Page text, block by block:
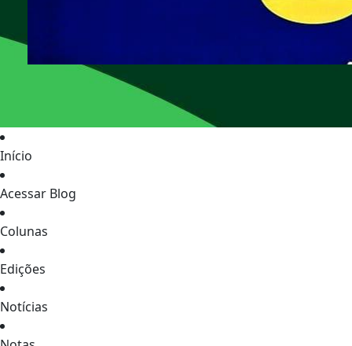
Acessar Blog
Notas